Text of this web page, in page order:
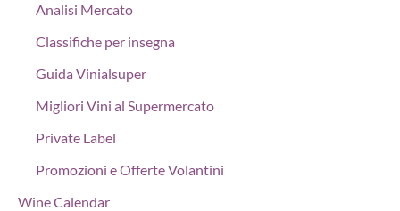
Analisi Mercato
Classifiche per insegna
Guida Vinialsuper
Migliori Vini al Supermercato
Private Label
Promozioni e Offerte Volantini
Wine Calendar